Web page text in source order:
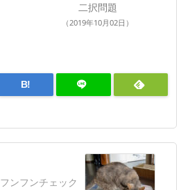
二択問題
（2019年10月02日）
B!
フンフンチェック